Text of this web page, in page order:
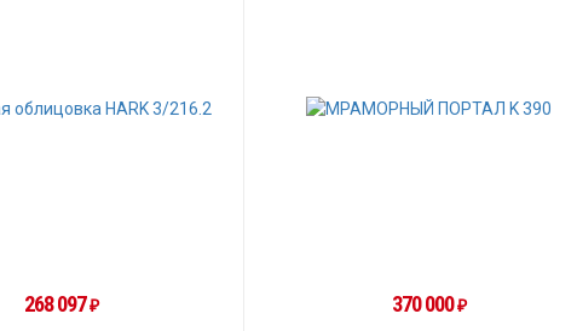
268 097 ₽ 370 000₽